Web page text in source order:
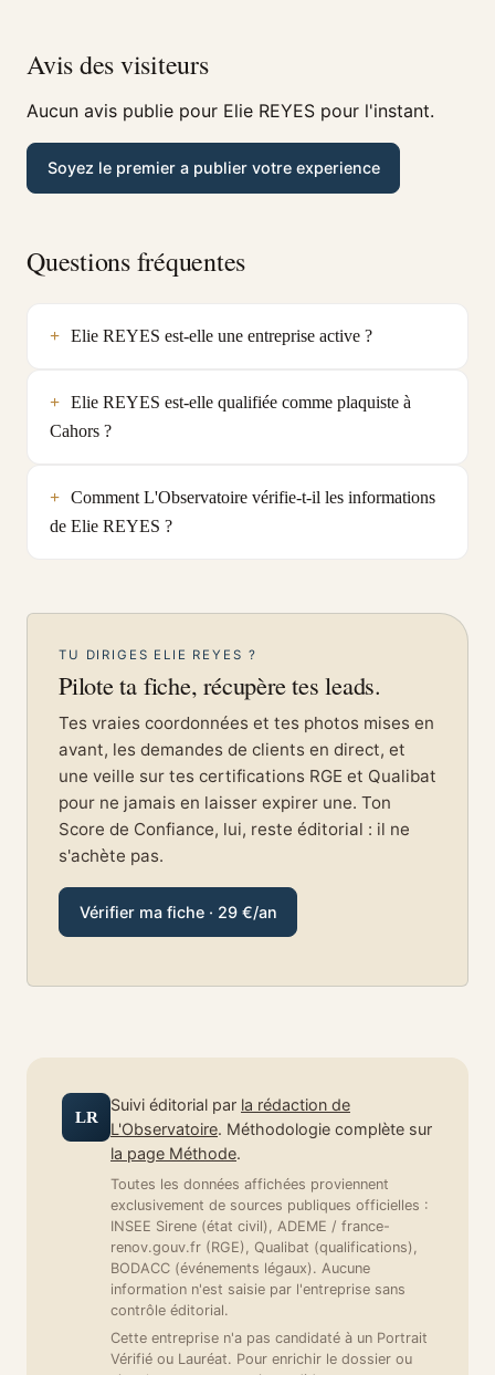
Avis des visiteurs
Aucun avis publie pour Elie REYES pour l'instant.
Soyez le premier a publier votre experience
Questions fréquentes
Elie REYES est-elle une entreprise active ?
Elie REYES est-elle qualifiée comme plaquiste à
Cahors ?
Comment L'Observatoire vérifie-t-il les informations
de Elie REYES ?
TU DIRIGES ELIE REYES ?
Pilote ta fiche, récupère tes leads.
Tes vraies coordonnées et tes photos mises en
avant, les demandes de clients en direct, et
une veille sur tes certifications RGE et Qualibat
pour ne jamais en laisser expirer une. Ton
Score de Confiance, lui, reste éditorial : il ne
s'achète pas.
Vérifier ma fiche · 29 €/an
LR
Suivi éditorial par la rédaction de
L'Observatoire. Méthodologie complète sur
la page Méthode.
Toutes les données affichées proviennent
exclusivement de sources publiques officielles :
INSEE Sirene (état civil), ADEME / france-
renov.gouv.fr (RGE), Qualibat (qualifications),
BODACC (événements légaux). Aucune
information n'est saisie par l'entreprise sans
contrôle éditorial.
Cette entreprise n'a pas candidaté à un Portrait
Vérifié ou Lauréat. Pour enrichir le dossier ou